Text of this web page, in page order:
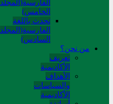
الفارسية(المجلد
الخامس)
تحدث باللغة
الفارسية(المجلد
السادس)
من نحن؟
تعريف
الأكاديمية
الأهداف
والسياسات
الأكاديمية